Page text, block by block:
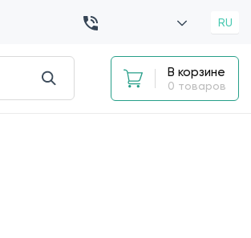
RU
В корзине
0 товаров